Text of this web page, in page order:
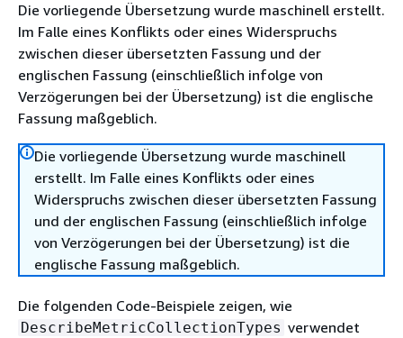
Die vorliegende Übersetzung wurde maschinell erstellt.
Im Falle eines Konflikts oder eines Widerspruchs
zwischen dieser übersetzten Fassung und der
englischen Fassung (einschließlich infolge von
Verzögerungen bei der Übersetzung) ist die englische
Fassung maßgeblich.
Die vorliegende Übersetzung wurde maschinell
erstellt. Im Falle eines Konflikts oder eines
Widerspruchs zwischen dieser übersetzten Fassung
und der englischen Fassung (einschließlich infolge
von Verzögerungen bei der Übersetzung) ist die
englische Fassung maßgeblich.
Die folgenden Code-Beispiele zeigen, wie
DescribeMetricCollectionTypes verwendet